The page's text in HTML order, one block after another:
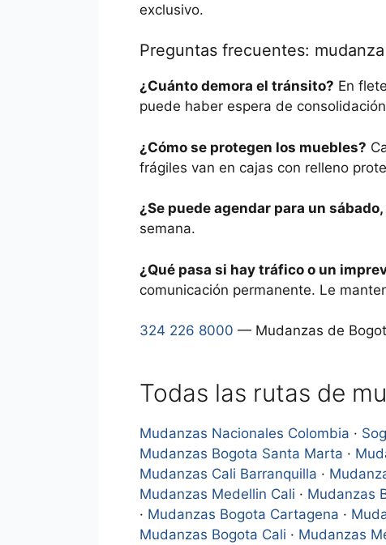
exclusivo.
Preguntas frecuentes:
¿Cuánto demora el tránsito? En
puede haber espera de
¿Cómo se protegen los muebles?
frágiles van en cajas con relleno
¿Se puede agendar para un
semana.
¿Qué pasa si hay tráfico o un
comunicación permanente. Le
324 226 8000 — Mudanzas de
Todas las rutas de
Mudanzas Nacionales Colombia ·
Mudanzas Bogota Santa Marta ·
Mudanzas Cali Barranquilla ·
Mudanzas Medellin Cali · Mudanzas
· Mudanzas Bogota Cartagena ·
Mudanzas Bogota Cali · Mudanzas